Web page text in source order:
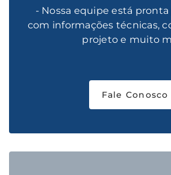
- Nossa equipe está pronta
com informações técnicas,
projeto e muito
Fale Conosco